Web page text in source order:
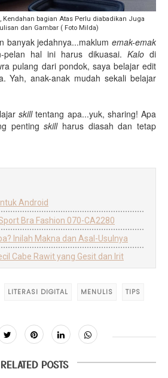
Kendahan bagian Atas Perlu diabadikan Juga
dan Gambar ( Foto Milda)
banyak jedahnya...maklum emak-emak
pelan hal ini harus dikuasai. Kalodi
pulang dari pondok, saya belajar edit
Yah, anak-anak mudah sekali belajar
skilltentang apa...yuk, sharing! Apa
penting skill harus diasah dan tetap
Android
Bra Fashion 070-CA2280
Inilah Makna dan Asal-Usulnya
Cabe Rawit yang Gesit dan Irit
LITERASI DIGITAL MENULIS TIPS
RELATED POSTS